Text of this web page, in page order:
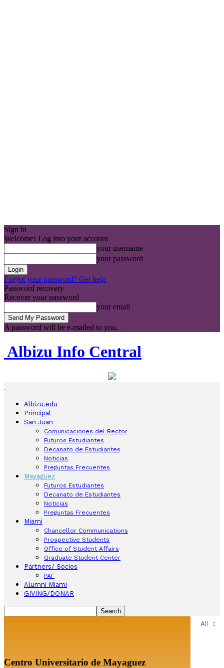
Sign in
Welcome! Log into your account
your username
your password
Forgot your password? Get help
Password recovery
Recover your password
your email
A password will be e-mailed to you.
Albizu Info Central
Albizu.edu
Principal
San Juan
Comunicaciones del Rector
Futuros Estudiantes
Decanato de Estudiantes
Noticias
Preguntas Frecuentes
Mayagüez
Futuros Estudiantes
Decanato de Estudiantes
Noticias
Preguntas Frecuentes
Miami
Chancellor Communications
Prospective Students
Office of Student Affairs
Graduate Student Center
Partners/ Socios
PAF
Alumni Miami
GIVING/DONAR
Centro Universitario de Mayaguez
All